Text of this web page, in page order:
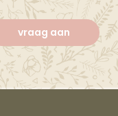
vraag aan